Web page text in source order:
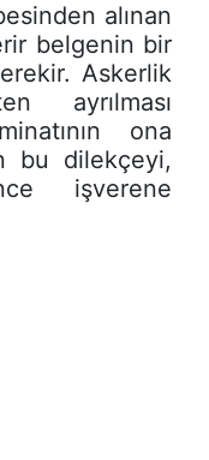
alınan
belgenin bir
Askerlik
ayrılması
ona
bu dilekçeyi,
işverene